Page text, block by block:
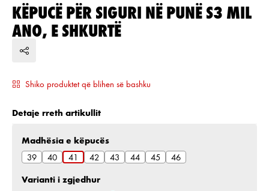
KËPUCË PËR SIGURI NË PUNË S3 MIL
ANO, E SHKURTË
Shiko produktet që blihen së bashku
Detaje rreth artikullit
Zgjidh
Madhësia e këpucës
39
40 41 42 43 44 45 46
Varianti i zgjedhur